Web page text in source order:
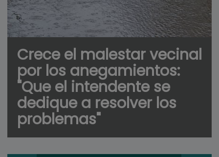
Crece el malestar vecinal
por los anegamientos:
"Que el intendente se
dedique a resolver los
problemas"